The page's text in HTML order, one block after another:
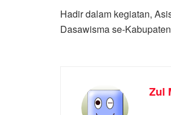
Hadir dalam kegiatan,
Dasawisma se-
Zul